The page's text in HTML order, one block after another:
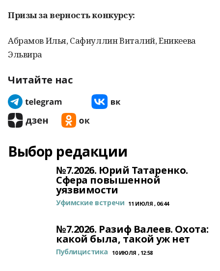
Призы за верность конкурсу:
Абрамов Илья, Сафиуллин Виталий, Еникеева
Эльвира
Читайте нас
Выбор редакции
№7.2026. Юрий Татаренко.
Сфера повышенной
уязвимости
Уфимские встречи 11 ИЮЛЯ , 06:44
№7.2026. Разиф Валеев. Охота:
какой была, такой уж нет
Публицистика 10 ИЮЛЯ , 12:58